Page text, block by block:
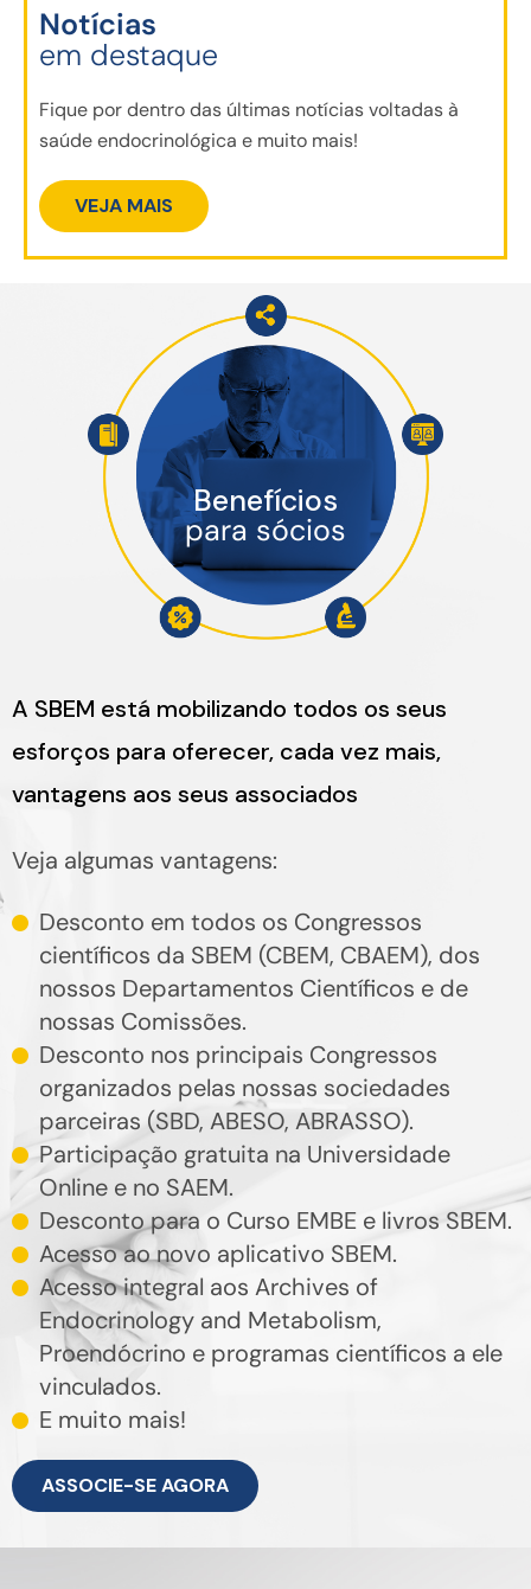
Notícias
em destaque
Fique por dentro das últimas notícias voltadas à
saúde endocrinológica e muito mais!
VEJA MAIS
Benefícios
para sócios
A SBEM está mobilizando todos os seus
esforços para oferecer, cada vez mais,
vantagens aos seus associados
Veja algumas vantagens:
Desconto em todos os Congressos
científicos da SBEM (CBEM, CBAEM), dos
nossos Departamentos Científicos e de
nossas Comissões.
Desconto nos principais Congressos
organizados pelas nossas sociedades
parceiras (SBD, ABESO, ABRASSO).
Participação gratuita na Universidade
Online e no SAEM.
Desconto para o Curso EMBE e livros SBEM.
Acesso ao novo aplicativo SBEM.
Acesso integral aos Archives of
Endocrinology and Metabolism,
Proendócrino e programas científicos a ele
vinculados.
E muito mais!
ASSOCIE-SE AGORA